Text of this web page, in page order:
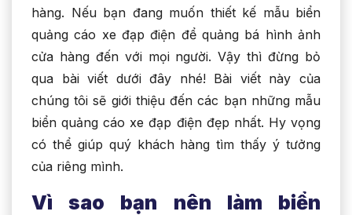
hàng. Nếu bạn đang muốn thiết kế mẫu biển
quảng cáo xe đạp điện để quảng bá hình ảnh
cửa hàng đến với mọi người. Vậy thì đừng bỏ
qua bài viết dưới đây nhé! Bài viết này của
chúng tôi sẽ giới thiệu đến các bạn những mẫu
biển quảng cáo xe đạp điện đẹp nhất. Hy vọng
có thể giúp quý khách hàng tìm thấy ý tưởng
của riêng mình.
Vì sao bạn nên làm biển